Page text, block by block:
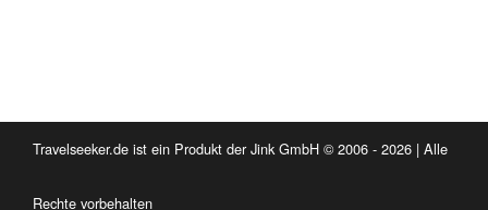
Travelseeker.de ist ein Produkt der Jink GmbH © 2006 - 2026 | Alle
Rechte vorbehalten